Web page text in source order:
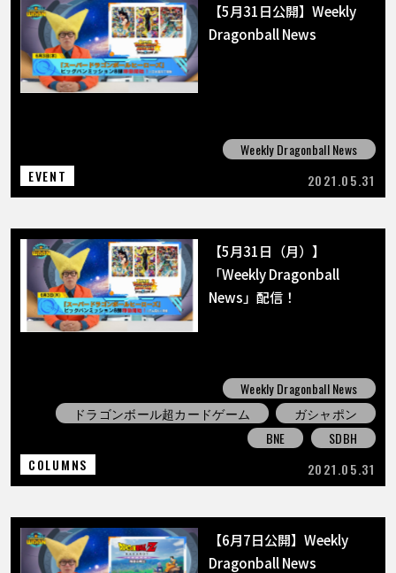
【5月31日公開】Weekly
Dragonball News
Weekly Dragonball News
EVENT
2021.05.31
【5月31日（月）】
「Weekly Dragonball
News」配信！
Weekly Dragonball News
ドラゴンボール超カードゲーム
ガシャポン
BNE
SDBH
COLUMNS
2021.05.31
【6月7日公開】Weekly
Dragonball News